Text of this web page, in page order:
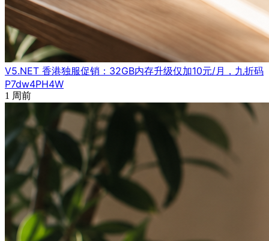
V5.NET 香港独服促销：32GB内存升级仅加10元/月，九折码
P7dw4PH4W
1 周前